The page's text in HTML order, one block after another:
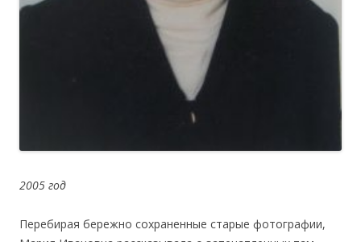
2005 год
Перебирая бережно сохраненные старые фотографии,